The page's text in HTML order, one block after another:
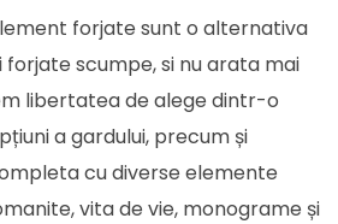
forjate sunt o alternativa
scumpe, si nu arata mai
libertatea de alege dintr-o
a gardului, precum și
cu diverse elemente
vita de vie, monograme și